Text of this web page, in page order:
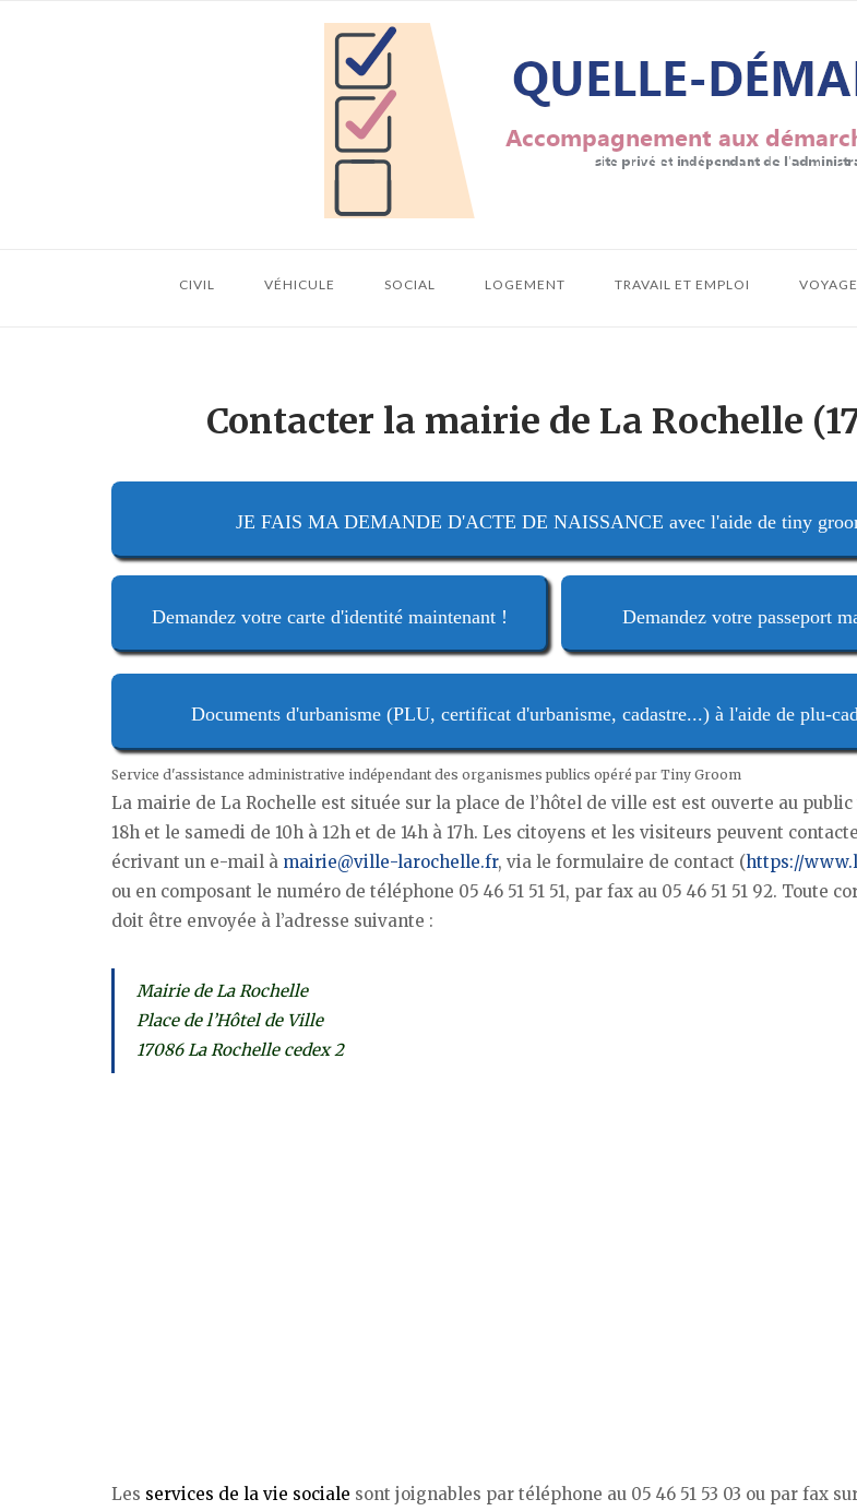
Home
CIVIL VÉHICULE SOCIAL LOGEMENT TRAVAIL ET EMPLOI
Contacter la mairie de La Rochelle
JE FAIS MA DEMANDE D'ACTE DE NAISSANCE avec l'aide de tiny
Demandez votre carte d'identité maintenant ! Demandez votre passeport
Documents d'urbanisme (PLU, certificat d'urbanisme, cadastre...) à l'aide de plu-
Service d'assistance administrative indépendant des organismes publics opéré par Tiny Groom
La mairie de La Rochelle est située sur la place de l’hôtel de ville est est ouverte au
18h et le samedi de 10h à 12h et de 14h à 17h. Les citoyens et les visiteurs peuvent
écrivant un e-mail à mairie@ville-larochelle.fr, via le formulaire de contact (https://
ou en composant le numéro de téléphone 05 46 51 51 51, par fax au 05 46 51 51 92. Toute
doit être envoyée à l’adresse suivante :
Mairie de La Rochelle
Place de l’Hôtel de Ville
17086 La Rochelle cedex 2
Les services de la vie sociale sont joignables par téléphone au 05 46 51 53 03 ou par fax